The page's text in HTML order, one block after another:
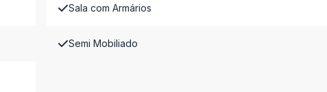
Sala com Armários
Semi Mobiliado